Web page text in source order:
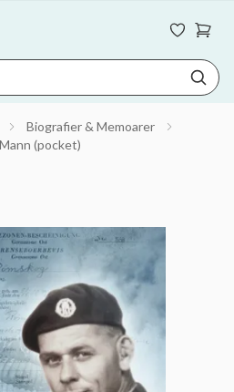
Biografier & Memoarer
(pocket)